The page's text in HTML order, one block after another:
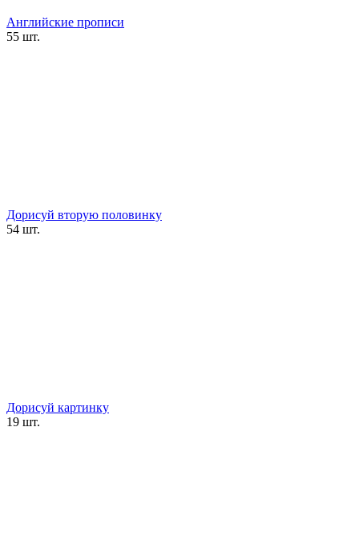
Английские прописи
55 шт.
Дорисуй вторую половинку
54 шт.
Дорисуй картинку
19 шт.